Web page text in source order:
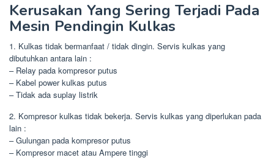
Kerusakan Yang Sering Terjadi Pada
Mesin Pendingin Kulkas
1. Kulkas tidak bermanfaat / tidak dingin. Servis kulkas yang
dibutuhkan antara lain :
– Relay pada kompresor putus
– Kabel power kulkas putus
– Tidak ada suplay listrik
2. Kompresor kulkas tidak bekerja. Servis kulkas yang diperlukan pada
lain :
– Gulungan pada kompresor putus
– Kompresor macet atau Ampere tinggi